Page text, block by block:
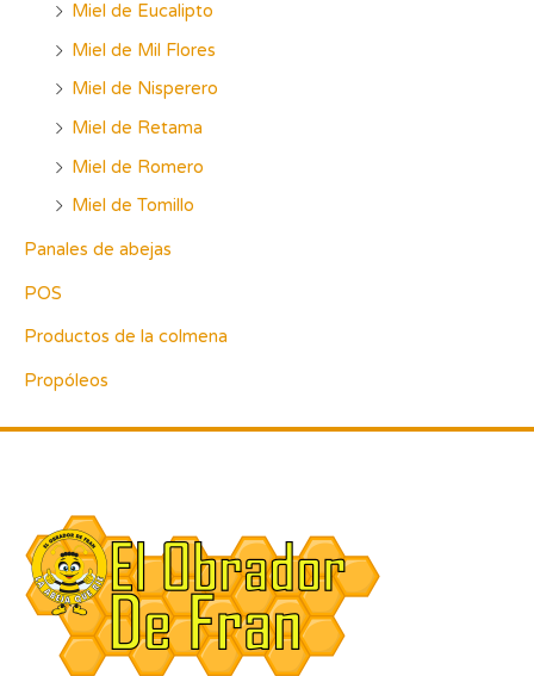
Miel de Eucalipto
Miel de Mil Flores
Miel de Nisperero
Miel de Retama
Miel de Romero
Miel de Tomillo
Panales de abejas
POS
Productos de la colmena
Propóleos